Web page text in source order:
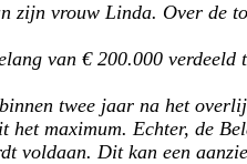
vrouw Linda. Over de
van € 200.000
twee jaar na het
maximum. Echter, de
Dit kan een